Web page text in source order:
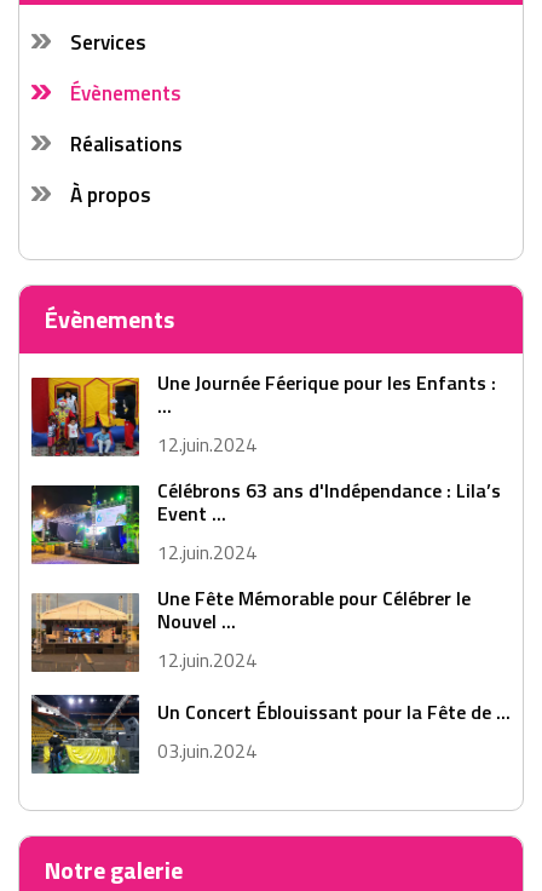
Services
Évènements
Réalisations
À propos
Évènements
Une Journée Féerique pour les Enfants :
...
12.juin.2024
Célébrons 63 ans d'Indépendance : Lila’s
Event ...
12.juin.2024
Une Fête Mémorable pour Célébrer le
Nouvel ...
12.juin.2024
Un Concert Éblouissant pour la Fête de ...
03.juin.2024
Notre galerie